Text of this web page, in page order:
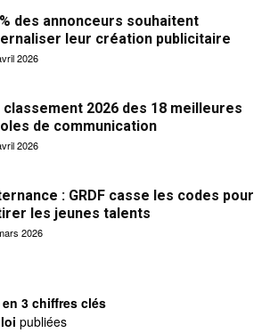
des annonceurs souhaitent
leur création publicitaire
2026
classement 2026 des 18 meilleures
de communication
2026
: GRDF casse les codes pour
les jeunes talents
2026
3 chiffres clés
publiées